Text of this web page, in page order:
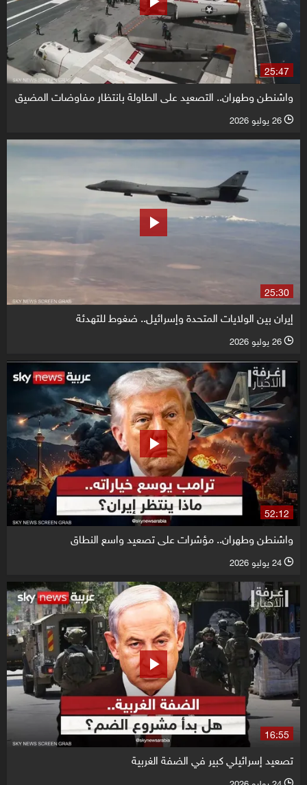
25:47
واشنطن وطهران.. التصعيد على الطاولة بانتظار مفاوضات المضيق
l 26 يوليو 2026
25:30
إيران بين الولايات المتحدة وإسرائيل.. ضغوط للتهدئة
l 26 يوليو 2026
52:12
واشنطن وطهران.. مؤشرات على تصعيد واسع النطاق
l 24 يوليو 2026
16:55
تصعيد إسرائيلي كبير في الضفة الغربية
l